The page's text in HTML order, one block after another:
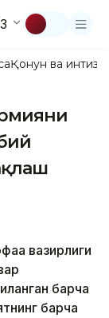
Қонун ва
вазирлиги
барча
барча